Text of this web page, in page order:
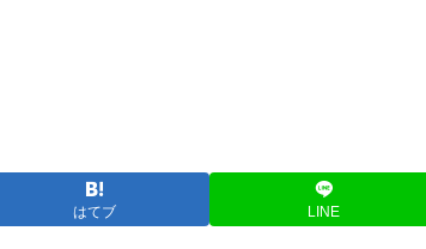
はてブ LINE